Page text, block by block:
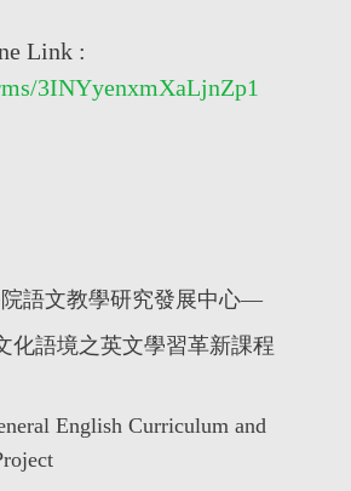
Link :
3INYyenxmXaLjnZp1
語文教學研究發展中心—
化語境之英文學習革新課程
English Curriculum and